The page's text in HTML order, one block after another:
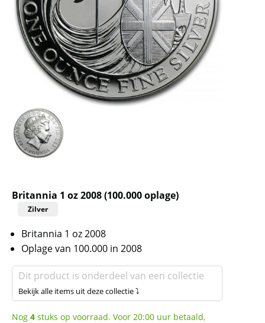
Britannia 1 oz 2008 (100.000 oplage)
Zilver
Britannia 1 oz 2008
Oplage van 100.000 in 2008
Dit product is onderdeel van een collectie
Bekijk alle items uit deze collectie ⤵
Nog 4 stuks op voorraad. Voor 20:00 uur betaald,